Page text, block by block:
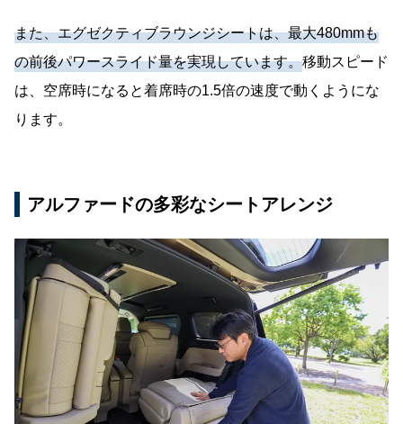
また、エグゼクティブラウンジシートは、最大480mmも
の前後パワースライド量を実現しています。移動スピード
は、空席時になると着席時の1.5倍の速度で動くようにな
ります。
アルファードの多彩なシートアレンジ